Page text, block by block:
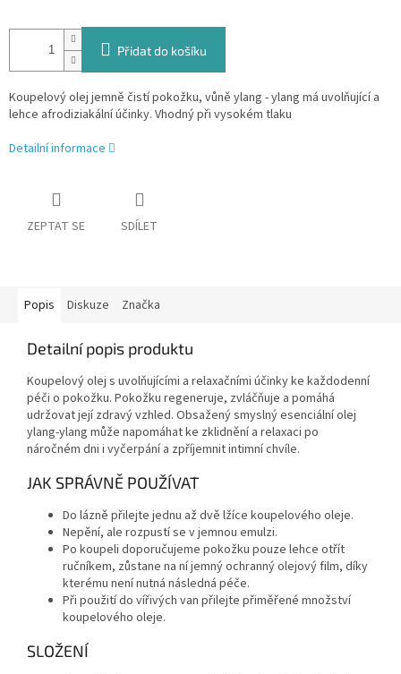
Přidat do košíku
Koupelový olej jemně čistí pokožku, vůně ylang - ylang má uvolňující a
lehce afrodiziakální účinky. Vhodný při vysokém tlaku
Detailní informace
ZEPTAT SE SDÍLET
Popis Diskuze Značka
Detailní popis produktu
Koupelový olej s uvolňujícími a relaxačními účinky ke každodenní
péči o pokožku. Pokožku regeneruje, zvláčňuje a pomáhá
udržovat její zdravý vzhled. Obsažený smyslný esenciální olej
ylang-ylang může napomáhat ke zklidnění a relaxaci po
náročném dni i vyčerpání a zpříjemnit intimní chvíle.
JAK SPRÁVNĚ POUŽÍVAT
Do lázně přilejte jednu až dvě lžíce koupelového oleje.
Nepění, ale rozpustí se v jemnou emulzi.
Po koupeli doporučujeme pokožku pouze lehce otřít
ručníkem, zůstane na ní jemný ochranný olejový film, díky
kterému není nutná následná péče.
Při použití do vířivých van přilejte přiměřené množství
koupelového oleje.
SLOŽENÍ